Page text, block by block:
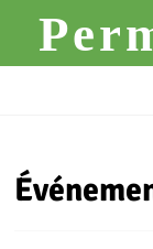
content